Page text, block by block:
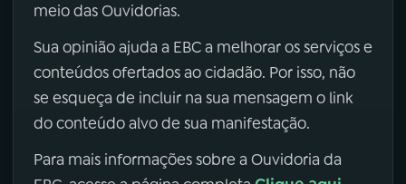
meio das Ouvidorias.
Sua opinião ajuda a EBC a melhorar os serviços e
conteúdos ofertados ao cidadão. Por isso, não
se esqueça de incluir na sua mensagem o link
do conteúdo alvo de sua manifestação.
Para mais informações sobre a Ouvidoria da